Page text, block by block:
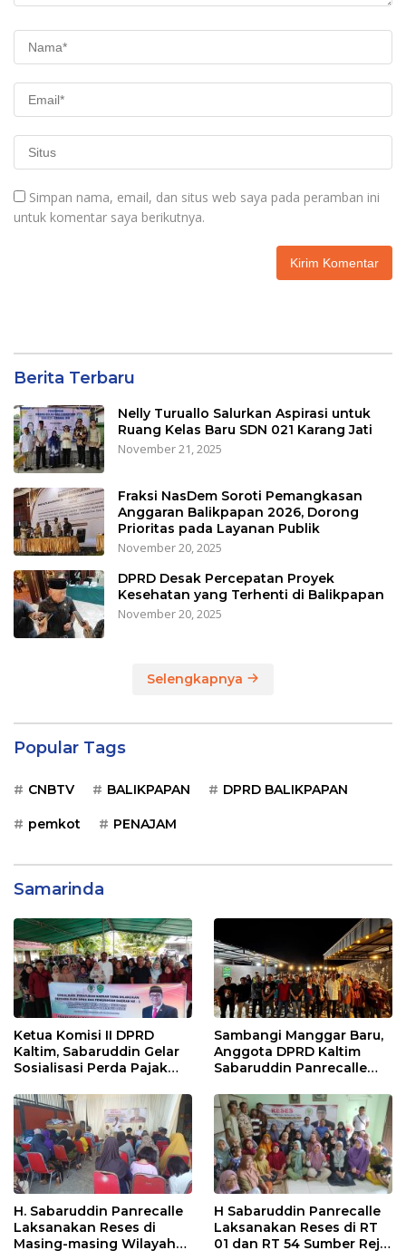
Simpan nama, email, dan situs web saya pada peramban ini
untuk komentar saya berikutnya.
Berita Terbaru
Nelly Turuallo Salurkan Aspirasi untuk
Ruang Kelas Baru SDN 021 Karang Jati
November 21, 2025
Fraksi NasDem Soroti Pemangkasan
Anggaran Balikpapan 2026, Dorong
Prioritas pada Layanan Publik
November 20, 2025
DPRD Desak Percepatan Proyek
Kesehatan yang Terhenti di Balikpapan
November 20, 2025
Selengkapnya
Popular Tags
CNBTV BALIKPAPAN DPRD BALIKPAPAN
pemkot PENAJAM
Samarinda
Ketua Komisi II DPRD
Kaltim, Sabaruddin Gelar
Sosialisasi Perda Pajak
Sepinggan Raya
Balikpapan
Sambangi Manggar Baru,
Anggota DPRD Kaltim
Sabaruddin Panrecalle
Balikpapan
H. Sabaruddin Panrecalle
Laksanakan Reses di
Masing-masing Wilayah
H Sabaruddin Panrecalle
Laksanakan Reses di RT
01 dan RT 54 Sumber Rejo